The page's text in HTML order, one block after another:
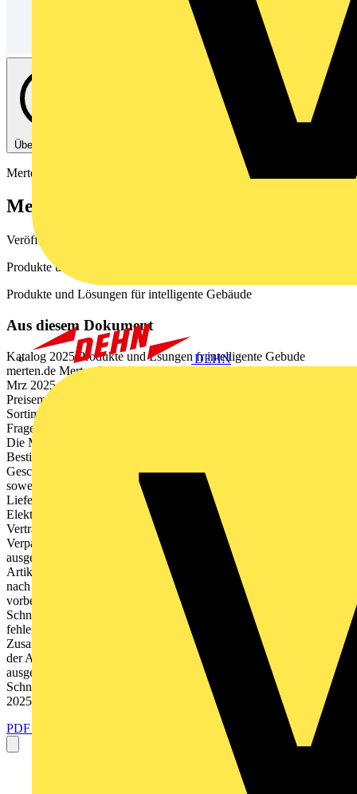
DEHN
Über diese PDF
Merten
Merten Katalog 2025
Veröffentlicht: 4. August 2025
Produkte und Lösungen für intelligente Gebäude
Produkte und Lösungen für intelligente Gebäude
Aus diesem Dokument
Katalog 2025 Produkte und Lsungen fr intelligente Gebude
merten.de Merten Katalog 2025 mit Preisverzeichnis. Gltig ab 1.
Mrz 2025 Alle angegebenen Preise sind unverbindliche
Preisempfehlungen fr Deutschland. In anderen Lndern kann das
Sortiment abweichen oder andere Spezifikationen aufweisen. Bei
Fragen hierzu wenden Sie sich bitte an Ihren Verkaufsleiter vor Ort.
Die Mehrwertsteuer wird nach den jeweils gltigen gesetzlichen
Bestimmungen gesondert berechnet. Es gelten die Allgemeinen
Geschfts- und Lieferbedingungen der Schneider Electric GmbH und
soweit diese keine Regelungen enthalten Allgemeinen
Lieferbedingungen fr Erzeugnisse und Leistungen der
Elektroindustrie e.V. (ZVEI) in ihrer zur Zeit des jeweiligen
Vertragsabschlusses geltenden Fassung. Unsere gltigen
Verpackungseinheiten sind in den jeweiligen Katalogen
ausgewiesen. Hiermit werden alle anderen Preisangaben fr die
Artikel dieses Auswahlkatalogs ungltig. Die Preisstellung erfolgt
nach den am Tage der Lieferung gltigen Preisen. Preisnderungen
vorbehalten. Dieses Dokument wurde mit groer Sorgfalt erstellt. Die
Schneider Electric GmbH bernimmt jedoch keine Haftung bei
fehlerhafter Darstellung oder Nichterwhnung technischer
Zusammenhnge. Insbesondere wird eine Haftung fr Schden, die aus
der Anwendung der technischen Beschreibung resultieren knnten,
ausgeschlossen. Schneider Electric GmbH 2025 2 2 Schneider
Schneider Electric Electric | Merten | Merten Katalog Katalog 2025
2025 So kommen Sie schneller zum Ziel Die...
PDF öffnen